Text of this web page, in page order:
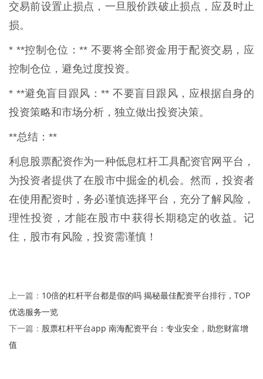
交易前设置止损点，一旦股价跌破止损点，应及时止
损。
* **控制仓位：** 不要将全部资金用于配资交易，应
控制仓位，避免过度投资。
* **避免盲目跟风：** 不要盲目跟风，应根据自身的
投资策略和市场分析，独立做出投资决策。
**总结：**
利息股票配资作为一种低息杠杆工具配资官网平台，
为投资者提供了在股市中掘金的机会。然而，投资者
在使用配资时，务必谨慎选择平台，充分了解风险，
理性投资，才能在股市中获得长期稳定的收益。记
住，股市有风险，投资需谨慎！
上一篇： 10倍的杠杆平台都是假的吗 揭秘最佳配资平台排行，TOP
优选服务一览
下一篇： 股票杠杆平台app 南海配资平台：专业安全，助您财富增
值